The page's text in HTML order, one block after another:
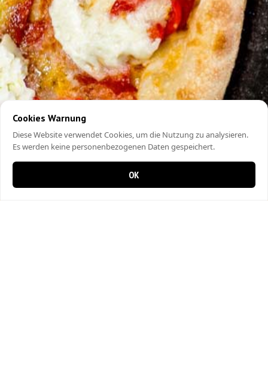
Cookies Warnung
Diese Website verwendet Cookies, um die Nutzung zu analysieren.
Es werden keine personenbezogenen Daten gespeichert.
OK